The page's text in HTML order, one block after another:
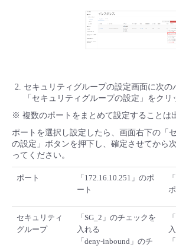
セキュリティグループの設定画面に次の
「セキュリティグループの設定」をクリ
※ 複数のポートをまとめて設定することは
ポートを選択し設定したら、画面右下の「
の設定」ボタンを押下し、確定させてから
ってください。
ポート
「172.16.10.251」のポ
ート
セキュリティ
グループ
「SG_2」のチェックを
入れる
「deny-inbound」のチ